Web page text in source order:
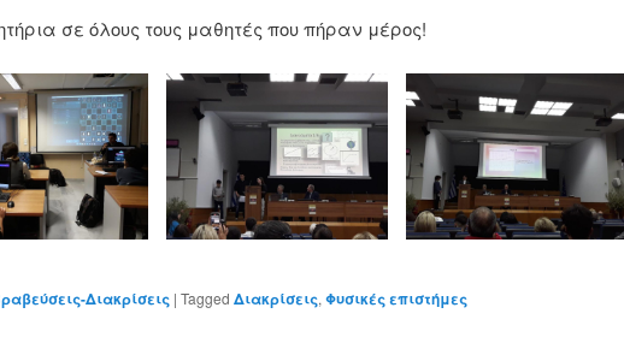
σε όλους τους μαθητές που πήραν μέρος!
Διακρίσεις | Tagged Διακρίσεις, Φυσικές επιστήμες